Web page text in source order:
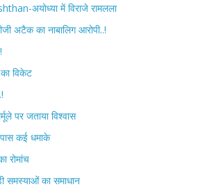
अयोध्या में विराजे रामलला
अटैक का नाबालिग आरोपी..!
विकेट
पर जताया विश्वास
पास कई धमाके
रोमांच
समस्याओं का समाधान